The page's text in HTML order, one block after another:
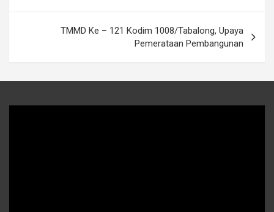
TMMD Ke – 121 Kodim 1008/Tabalong, Upaya
Pemerataan Pembangunan